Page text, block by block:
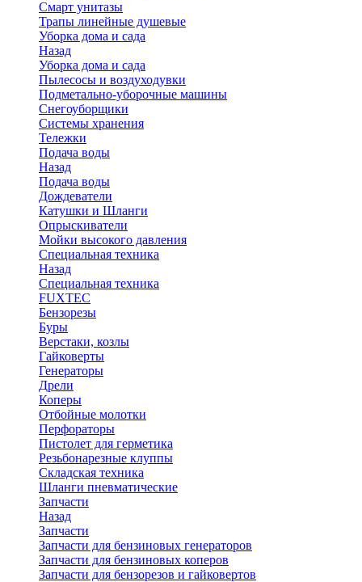
Смарт унитазы
Трапы линейные душевые
Уборка дома и сада
Назад
Уборка дома и сада
Пылесосы и воздуходувки
Подметально-уборочные машины
Снегоуборщики
Системы хранения
Тележки
Подача воды
Назад
Подача воды
Дождеватели
Катушки и Шланги
Опрыскиватели
Мойки высокого давления
Специальная техника
Назад
Специальная техника
FUXTEC
Бензорезы
Буры
Верстаки, козлы
Гайковерты
Генераторы
Дрели
Коперы
Отбойные молотки
Перфораторы
Пистолет для герметика
Резьбонарезные клуппы
Складская техника
Шланги пневматические
Запчасти
Назад
Запчасти
Запчасти для бензиновых генераторов
Запчасти для бензиновых коперов
Запчасти для бензорезов и гайковертов